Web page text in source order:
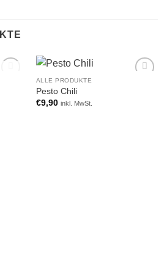
ALLE PRODUKTE
Pesto Chili
€9,90 inkl. MwSt.